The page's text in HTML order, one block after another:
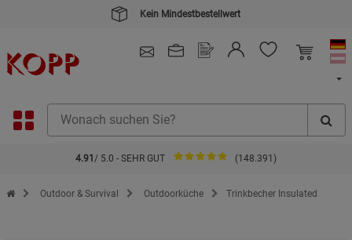
Kein Mindestbestellwert
4.91 / 5.0 - SEHR GUT (148.391)
Zur Startseite des Kopp Verlag Online-Shop
Outdoor & Survival Outdoorküche Trinkbecher Insulated